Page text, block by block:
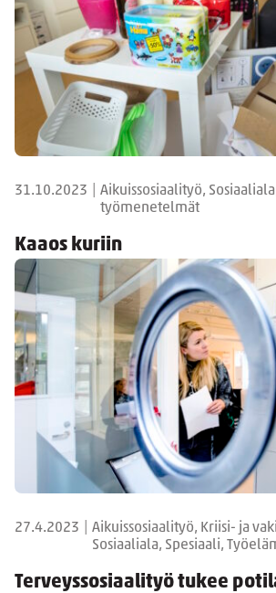
31.10.2023
Aikuissosiaalityö,
työmenetelmät
Kaaos kuriin
27.4.2023
Aikuissosiaalityö, Kriisi- ja
Sosiaaliala, Spesiaali,
Terveyssosiaalityö tukee